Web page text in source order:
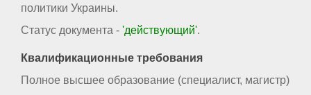
политики Украины.
Статус документа - 'действующий'.
Квалификационные требования
Полное высшее образование (специалист, магистр)